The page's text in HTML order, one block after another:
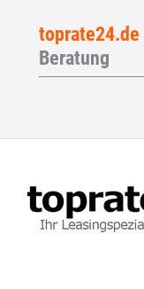
toprate24.de
Beratung